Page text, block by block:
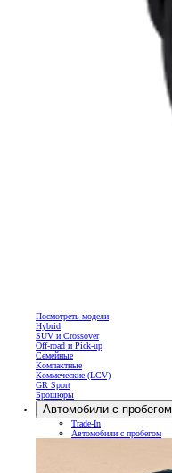
Посмотреть модели
Hybrid
SUV и Crossover
Off-road и Pick-up
Семейные
Компактные
Коммеческие (LCV)
GR Sport
Брошюры
Автомобили с пробегом
Trade-In
Автомобили с пробегом